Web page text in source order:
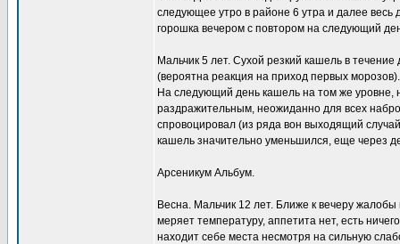
следующее утро в районе 6 утра и далее
горошка вечером с повтором на следующий
Мальчик 5 лет. Сухой резкий кашель в
(вероятна реакция на приход первых
На следующий день кашель на том же уровне,
раздражительным, неожиданно для всех
спровоцировал (из ряда вон выходящий
кашель значительно уменьшился, еще через
Арсеникум Альбум.
Весна. Мальчик 12 лет. Ближе к вечеру
меряет температуру, аппетита нет, есть
находит себе места несмотря на сильную